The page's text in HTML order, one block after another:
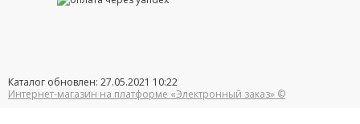
Каталог обновлен: 27.05.2021 10:22
Интернет-магазин на платформе «Электронный заказ» ©